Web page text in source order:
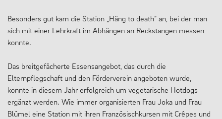
Besonders gut kam die Station „Häng to death“ an, bei der man
sich mit einer Lehrkraft im Abhängen an Reckstangen messen
konnte.
Das breitgefächerte Essensangebot, das durch die
Elternpflegschaft und den Förderverein angeboten wurde,
konnte in diesem Jahr erfolgreich um vegetarische Hotdogs
ergänzt werden. Wie immer organisierten Frau Joka und Frau
Blümel eine Station mit ihren Französischkursen mit Crêpes und